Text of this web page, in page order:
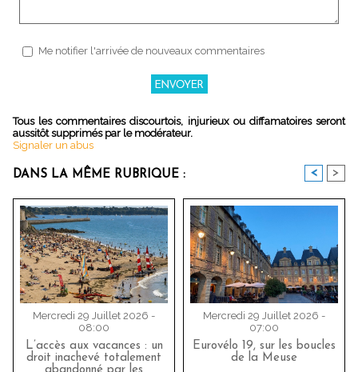
Me notifier l'arrivée de nouveaux commentaires
Tous les commentaires discourtois, injurieux ou diffamatoires seront
aussitôt supprimés par le modérateur.
Signaler un abus
DANS LA MÊME RUBRIQUE : < >
Mercredi 29 Juillet 2026 -
08:00
L’accès aux vacances : un
droit inachevé totalement
Mercredi 29 Juillet 2026 -
07:00
Eurovélo 19, sur les boucles
de la Meuse